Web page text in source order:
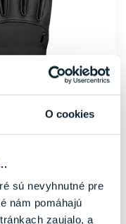
O cookies
sú nevyhnutné pre
nám pomáhajú
zaujalo, a
XT Black
€